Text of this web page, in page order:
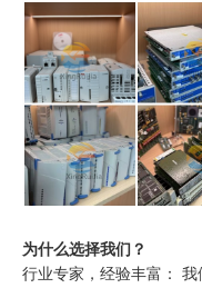
为什么选择我们？
行业专家，经验丰富：